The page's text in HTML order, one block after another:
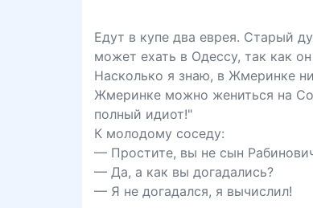
Едут в купе два еврея. Старый
может ехать в Одессу, так как
Насколько я знаю, в Жмеринке
Жмеринке можно жениться на
полный идиот!"
К молодому соседу:
— Простите, вы не сын
— Да, а как вы догадались?
— Я не догадался, я вычислил!